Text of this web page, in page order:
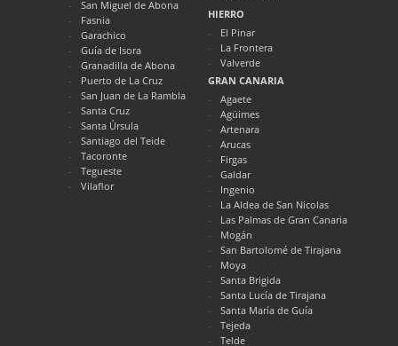
San Miguel de Abona
Fasnia
Garachico
Guía de Isora
Granadilla de Abona
Puerto de La Cruz
San Juan de La Rambla
Santa Cruz
Santa Úrsula
Santiago del Teide
Tacoronte
Tegueste
Vilaflor
HIERRO
El Pinar
La Frontera
Valverde
GRAN CANARIA
Agaete
Agüimes
Artenara
Arucas
Firgas
Galdar
Ingenio
La Aldea de San Nicolas
Las Palmas de Gran Canaria
Mogán
San Bartolomé de Tirajana
Moya
Santa Brigida
Santa Lucía de Tirajana
Santa María de Guía
Tejeda
Telde